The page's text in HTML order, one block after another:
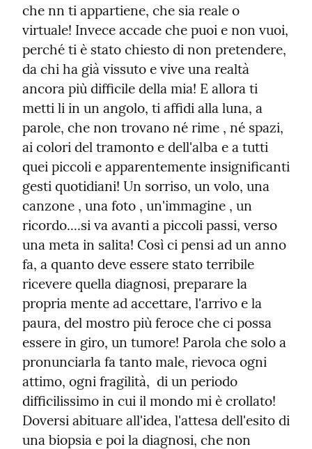
che nn ti appartiene, che sia reale o
virtuale! Invece accade che puoi e non vuoi,
perché ti è stato chiesto di non pretendere,
da chi ha già vissuto e vive una realtà
ancora più difficile della mia! E allora ti
metti li in un angolo, ti affidi alla luna, a
parole, che non trovano né rime , né spazi,
ai colori del tramonto e dell'alba e a tutti
quei piccoli e apparentemente insignificanti
gesti quotidiani! Un sorriso, un volo, una
canzone , una foto , un'immagine , un
ricordo....si va avanti a piccoli passi, verso
una meta in salita! Così ci pensi ad un anno
fa, a quanto deve essere stato terribile
ricevere quella diagnosi, preparare la
propria mente ad accettare, l'arrivo e la
paura, del mostro più feroce che ci possa
essere in giro, un tumore! Parola che solo a
pronunciarla fa tanto male, rievoca ogni
attimo, ogni fragilità,  di un periodo
difficilissimo in cui il mondo mi è crollato!
Doversi abituare all'idea, l'attesa dell'esito di
una biopsia e poi la diagnosi, che non